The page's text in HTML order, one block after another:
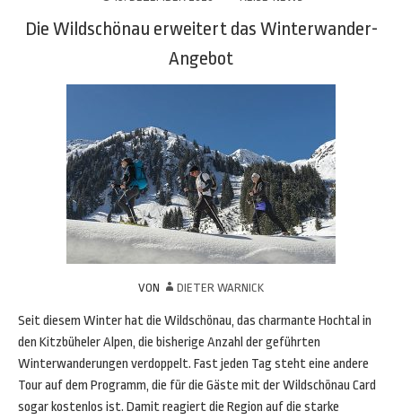
Die Wildschönau erweitert das Winterwander-
Angebot
VON DIETER WARNICK
Seit diesem Winter hat die Wildschönau, das charmante Hochtal in
den Kitzbüheler Alpen, die bisherige Anzahl der geführten
Winterwanderungen verdoppelt. Fast jeden Tag steht eine andere
Tour auf dem Programm, die für die Gäste mit der Wildschönau Card
sogar kostenlos ist. Damit reagiert die Region auf die starke